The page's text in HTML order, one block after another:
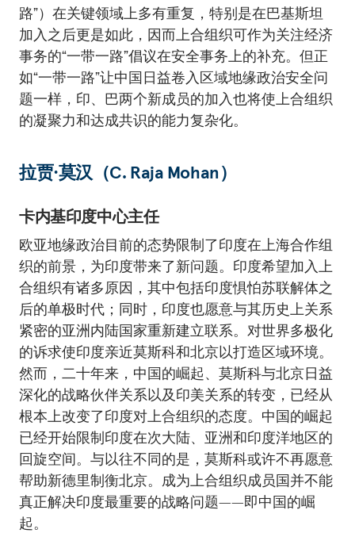
路”）在关键领域上多有重复，特别是在巴基斯坦
加入之后更是如此，因而上合组织可作为关注经济
事务的“一带一路”倡议在安全事务上的补充。但正
如“一带一路”让中国日益卷入区域地缘政治安全问
题一样，印、巴两个新成员的加入也将使上合组织
的凝聚力和达成共识的能力复杂化。
拉贾·莫汉（C. Raja Mohan）
卡内基印度中心主任
欧亚地缘政治目前的态势限制了印度在上海合作组
织的前景，为印度带来了新问题。印度希望加入上
合组织有诸多原因，其中包括印度惧怕苏联解体之
后的单极时代；同时，印度也愿意与其历史上关系
紧密的亚洲内陆国家重新建立联系。对世界多极化
的诉求使印度亲近莫斯科和北京以打造区域环境。
然而，二十年来，中国的崛起、莫斯科与北京日益
深化的战略伙伴关系以及印美关系的转变，已经从
根本上改变了印度对上合组织的态度。中国的崛起
已经开始限制印度在次大陆、亚洲和印度洋地区的
回旋空间。与以往不同的是，莫斯科或许不再愿意
帮助新德里制衡北京。成为上合组织成员国并不能
真正解决印度最重要的战略问题——即中国的崛
起。